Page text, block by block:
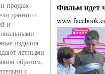
продаж
данного
и
изделия
летными
образом,
с
Фильм идет